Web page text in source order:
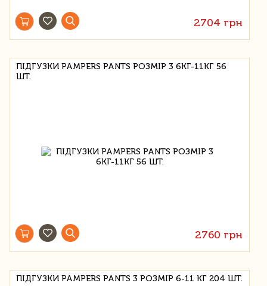
2704 грн
ПІДГУЗКИ PAMPERS PANTS РОЗМІР 3 6КГ-11КГ 56
ШТ.
2760 грн
ПІДГУЗКИ PAMPERS PANTS 3 РОЗМІР 6-11 КГ 204 ШТ.